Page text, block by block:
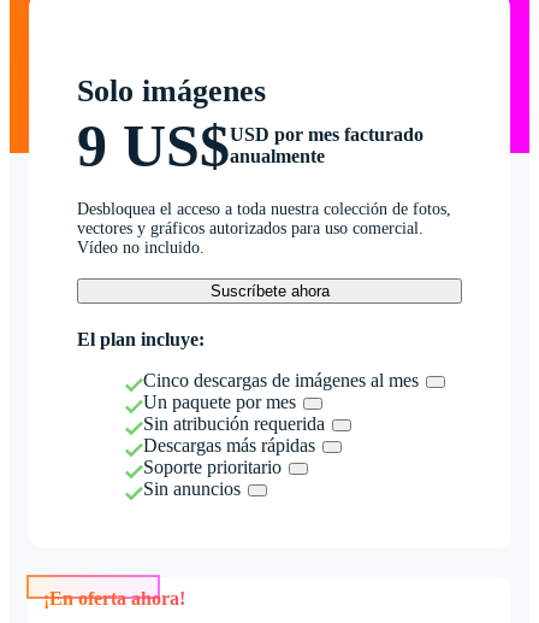
Solo imágenes
9 US$USD por mes facturado
anualmente
Desbloquea el acceso a toda nuestra colección de fotos,
vectores y gráficos autorizados para uso comercial.
Vídeo no incluido.
Suscríbete ahora
El plan incluye:
Cinco descargas de imágenes al mes
Un paquete por mes
Sin atribución requerida
Descargas más rápidas
Soporte prioritario
Sin anuncios